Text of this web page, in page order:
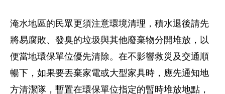
淹水地區的民眾更須注意環境清理，積水退後請先
將易腐敗、發臭的垃圾與其他廢棄物分開堆放，以
便當地環保單位優先清除。在不影響救災及交通順
暢下，如果要丟棄家電或大型家具時，應先通知地
方清潔隊，暫置在環保單位指定的暫時堆放地點，